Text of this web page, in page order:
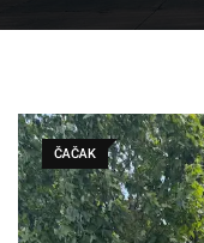
ČAČAK